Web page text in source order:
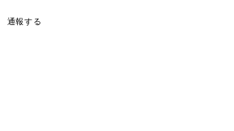
通報する